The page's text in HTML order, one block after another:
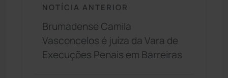
NOTÍCIA ANTERIOR
Brumadense Camila
Vasconcelos é juíza da Vara de
Execuções Penais em Barreiras